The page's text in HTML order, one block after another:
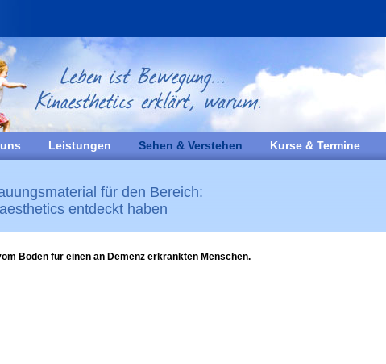
Leistungen Sehen & Verstehen Kurse & Termine
für den Bereich:
entdeckt haben
Boden für einen an Demenz erkrankten Menschen.